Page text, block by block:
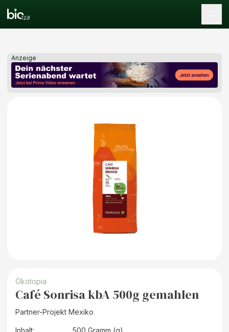
Anzeige
Ökotopia
Café Sonrisa kbA 500g gemahlen
Partner-Projekt Mexiko
Inhalt:
500 Gramm (g)